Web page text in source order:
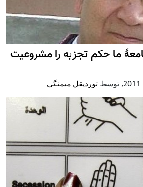
ما حکم تجزیه را مشروعیت
, توسط توردیقل میمنگی